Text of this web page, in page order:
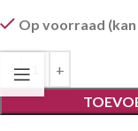
Op voorraad